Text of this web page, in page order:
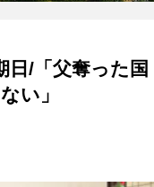
日/「父奪った国
い」